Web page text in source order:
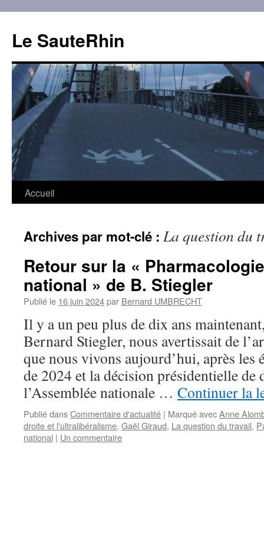
contenu
Le SauteRhin
Accueil
Archives par mot-clé : La question du
Retour sur la «
national » de B. Stiegler
Publié le 16 juin 2024par Bernard UMBRECHT
Il y a un peu plus de dix ans
Bernard Stiegler, nous avertissait de
que nous vivons aujourd’hui, après les
de 2024 et la décision présidentielle de
l’Assemblée nationale … Continuer la
Publié dansCommentaire d'actualité | Marqué avecAnne
droite et l'ultralibéralisme, Gaël Giraud, La question du travail,
national | Un commentaire